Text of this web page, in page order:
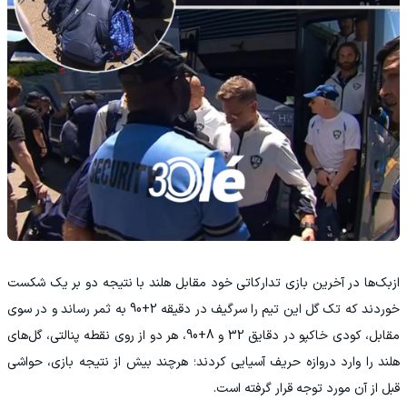
ازبک‌ها در آخرین بازی تدارکاتی خود مقابل هلند با نتیجه دو بر یک شکست
خوردند که تک گل این تیم را سرگیف در دقیقه 2+90 به ثمر رساند و در سوی
مقابل، کودی خاکپو در دقایق 32 و 8+90، هر دو از روی نقطه پنالتی، گل‌های
هلند را وارد دروازه حریف آسیایی کردند؛ هرچند بیش از نتیجه بازی، حواشی
قبل از آن مورد توجه قرار گرفته است.